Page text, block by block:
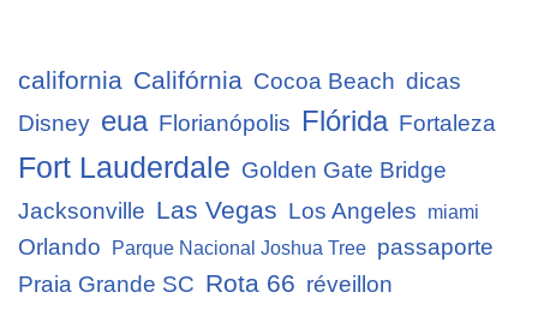
california Califórnia Cocoa Beach dicas
Disney eua Florianópolis Flórida Fortaleza
Fort Lauderdale Golden Gate Bridge
Jacksonville Las Vegas Los Angeles miami
Orlando Parque Nacional Joshua Tree passaporte
Praia Grande SC Rota 66 réveillon